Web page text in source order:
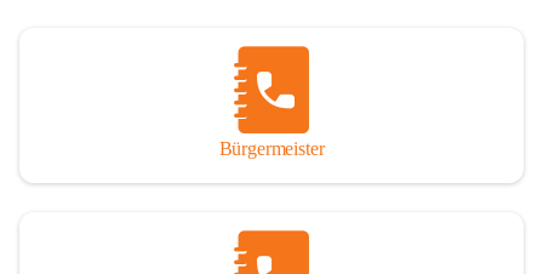
gedankt werden, die durch ihre Erinnerungen, Informationen und
durch das Überlassen von Fotos und Dokumenten zum Gesamtbild
dieses Buches wesentlich beigetragen haben.
Der Zeitdruck war enorm, um das Werk auch zeitgerecht für das
Jubiläumsjahr abschließen zu können. Daher mag um Nachsicht
Ausführlichkeit behandelt erscheinen, oder auch der eine oder
andere Fehler unterlief. Die Autoren haben nach ihren
Bürgermeister